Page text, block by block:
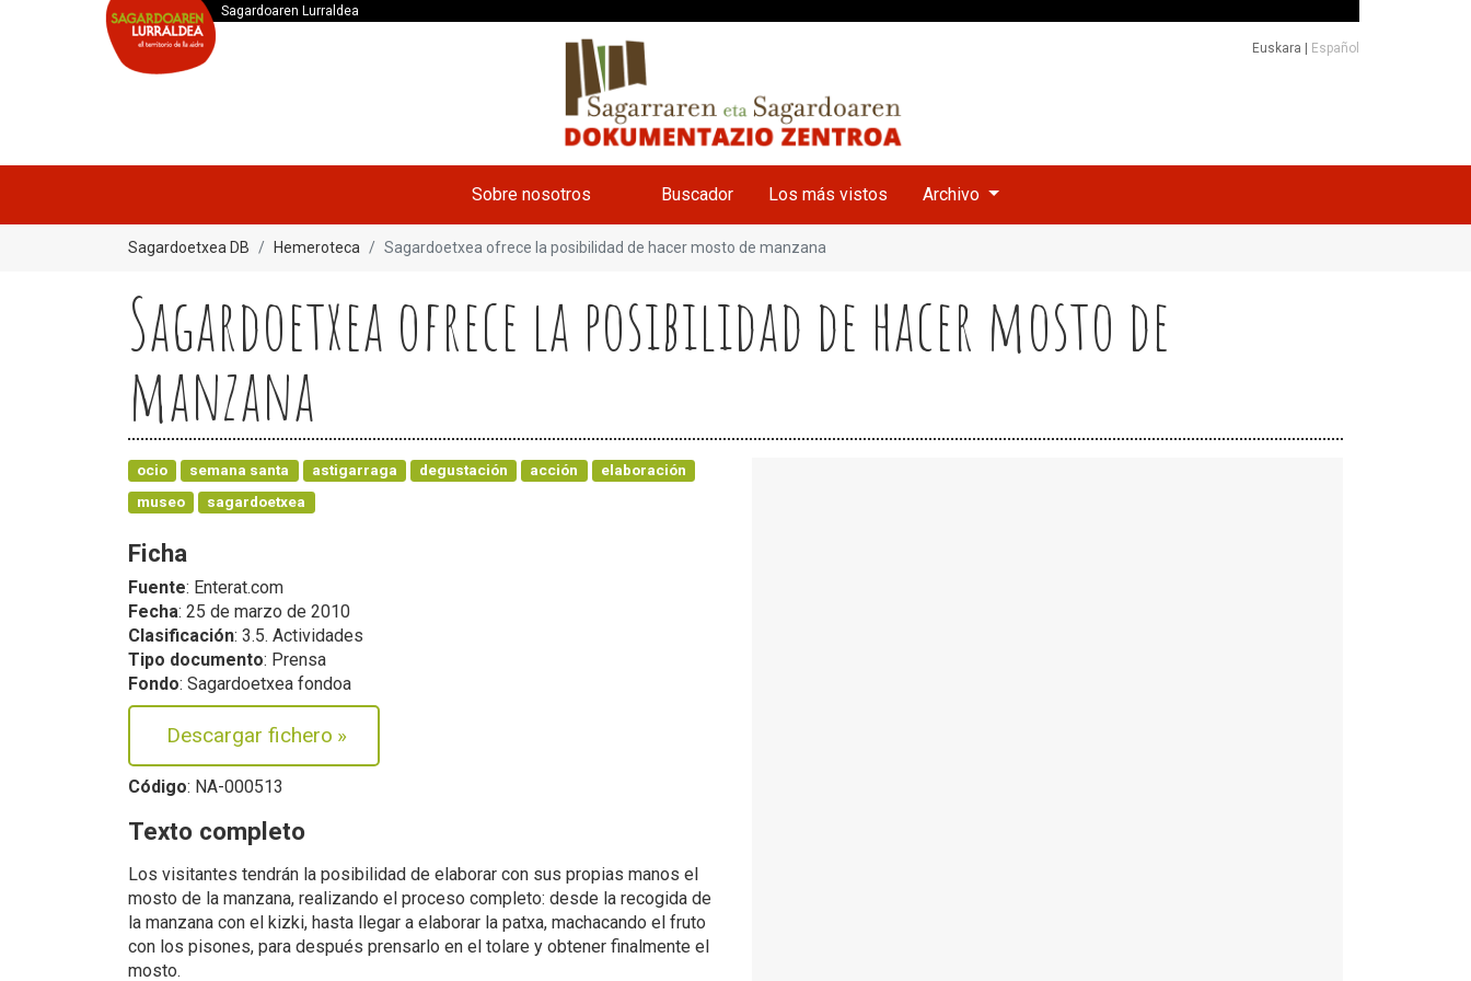
Sagardoaren Lurraldea
Euskara Español
Sobre nosotros Buscador Los más vistos Archivo
Sagardoetxea DB Hemeroteca Sagardoetxea ofrece la posibilidad de hacer mosto de manzana
Sagardoetxea ofrece la posibilidad de hacer mosto de
manzana
ocio semana santa astigarraga degustación acción
elaboración
museo
sagardoetxea
Ficha
Fuente: Enterat.com
Fecha: 25 de marzo de 2010
Clasificación: 3.5. Actividades
Tipo documento: Prensa
Fondo: Sagardoetxea fondoa
Descargar fichero »
Código: NA-000513
Texto completo
Los visitantes tendrán la posibilidad de elaborar con sus propias manos el
mosto de la manzana, realizando el proceso completo: desde la recogida de
la manzana con el kizki, hasta llegar a elaborar la patxa, machacando el fruto
con los pisones, para después prensarlo en el tolare y obtener finalmente el
mosto.